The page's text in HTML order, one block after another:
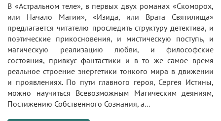
В «Астральном теле», в первых двух романах «Скоморох,
или Начало Магии», «Изида, или Врата Святилища»
предлагается читателю проследить структуру детектива, и
поэтические прикосновения, и мистическую поступь, и
магическую реализацию любви, и философские
состояния, привкус фантастики и в то же самое время
реальное строение энергетики тонкого мира в движении
и проявлениях. По пути главного героя, Сергея Истины,
можно научиться Всевозможным Магическим деяниям,
Постижению Собственного Сознания, а...